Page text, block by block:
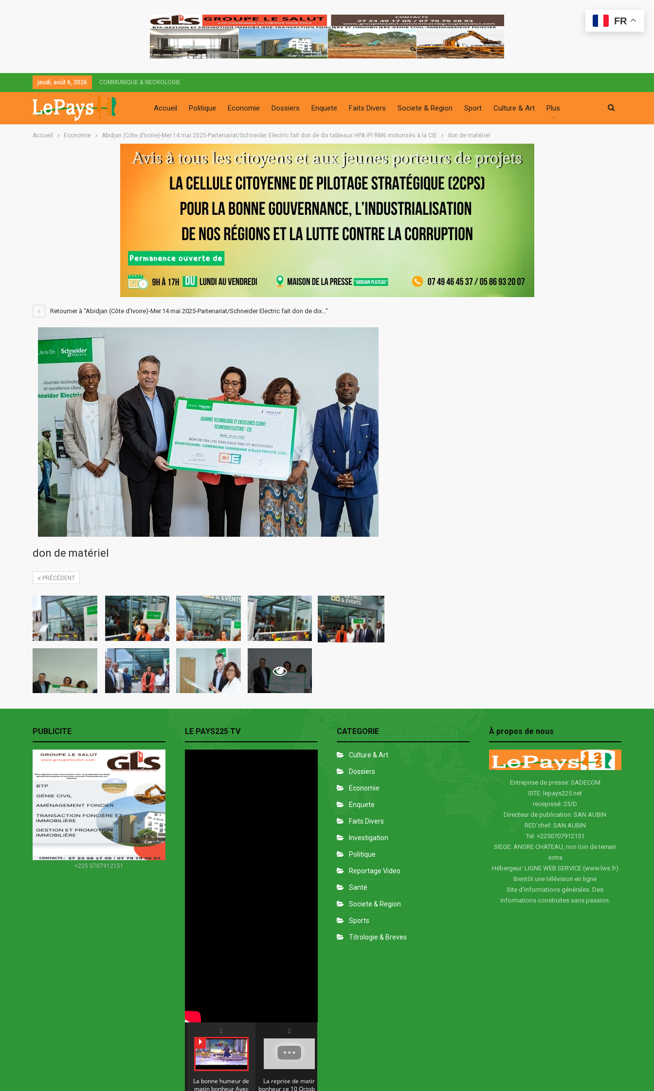
jeudi, août 6, 2026 COMMUNIQUE & NECROLOGIE
Accueil Politique Economie Dossiers Enquete Faits Divers Societe & Region Sport Culture & Art Plus
Accueil Economie Abidjan (Côte d’Ivoire)-Mer.14 mai 2025-Partenariat/Schneider Electric fait don de dix tableaux HPA IPI RM6 motorisés à la CIE don de matériel
Retourner à "Abidjan (Côte d’Ivoire)-Mer.14 mai 2025-Partenariat/Schneider Electric fait don de dix…"
don de matériel
PRÉCÉDENT
PUBLICITE
+225 0707912151
LE PAYS225 TV
1
La bonne humeur de
matin bonheur Avec
2
La reprise de matin
bonheur ce 10 Octobre
CATEGORIE
Culture & Art
Dossiers
Economie
Enquete
Faits Divers
Investigation
Politique
Reportage Video
Santé
Societe & Region
Sports
Titrologie & Breves
À propos de nous
Entreprise de presse: SADECOM
SITE: lepays225.net
recepissé: 25/D
Directeur de publication: SAN AUBIN
RED'chef: SAN AUBIN
Tel: +2250707912151
SIEGE: ANGRE CHATEAU, non loin de terrain
sotra
Hébergeur: LIGNE WEB SERVICE (www.lws.fr)
Bientôt une télévision en ligne
Site d'informations générales. Des
informations construites sans passion.
FR